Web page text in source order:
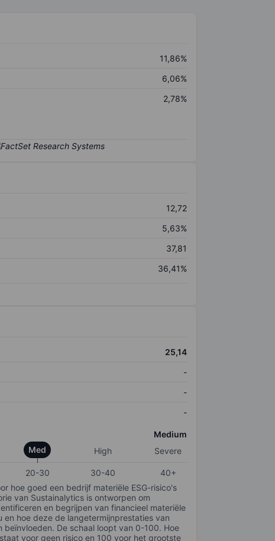
11,86%
6,06%
2,78%
12,72
5,63%
37,81
36,41%
25,14
-
-
-
Medium
Med High Severe
20-30 30-40
40+
hoe goed een bedrijf materiële ESG-risico's
van Sustainalytics is ontworpen om
en begrijpen van financieel materiële
en hoe deze de langetermijnprestaties van
beïnvloeden. De schaal loopt van 0-100. Hoe
voor geen risico en 100 voor het grootste